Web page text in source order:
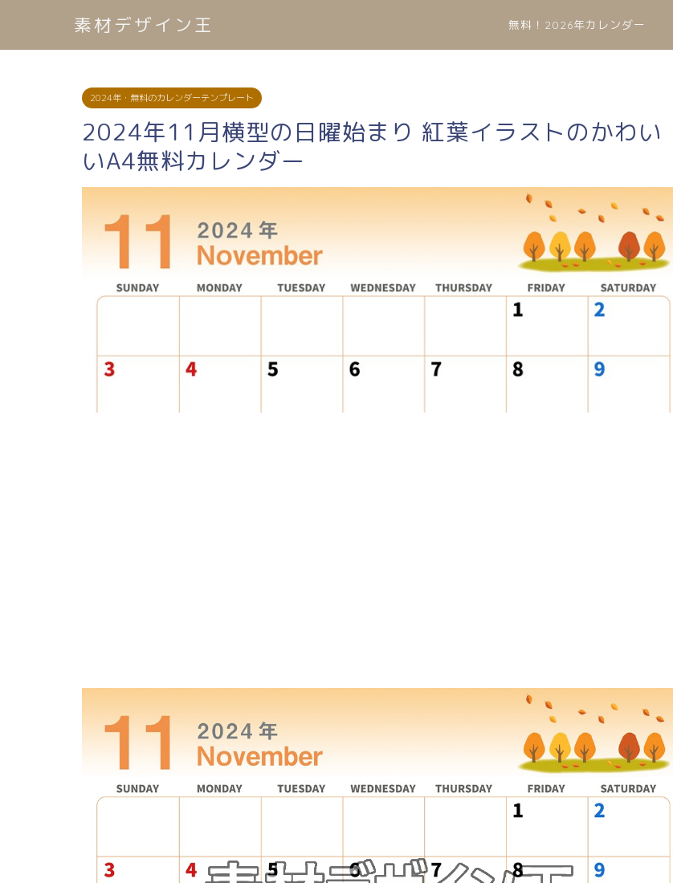
素材デザイン王 無料！2026年カレンダー
2024年・無料のカレンダーテンプレート
2024年11月横型の日曜始まり 紅葉イラストのかわい
いA4無料カレンダー